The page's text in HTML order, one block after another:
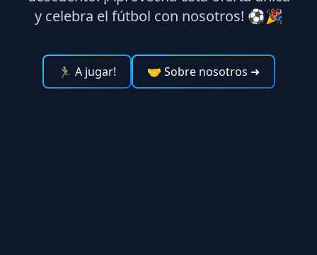
y celebra el fútbol con nosotros! ⚽🎉
🏃‍♂️ A jugar! 🤝 Sobre nosotros ➜